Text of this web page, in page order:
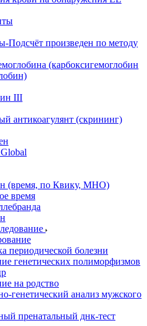
Подсчёт произведен по методу
(карбоксигемоглобин
III
антикоагулянт (скрининг)
(время, по Квику, МНО)
время
периодической болезни
генетических полиморфизмов
на родство
генетический анализ мужского
пренатальный днк-тест